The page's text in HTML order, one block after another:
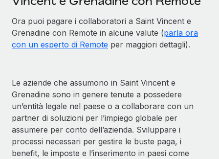
Ora puoi pagare i collaboratori a Saint Vincent e
Grenadine con Remote in alcune valute (parla ora
con un esperto di Remote per maggiori dettagli).
Le aziende che assumono in Saint Vincent e
Grenadine sono in genere tenute a possedere
un’entità legale nel paese o a collaborare con un
partner di soluzioni per l’impiego globale per
assumere per conto dell’azienda. Sviluppare i
processi necessari per gestire le buste paga, i
benefit, le imposte e l’inserimento in paesi come